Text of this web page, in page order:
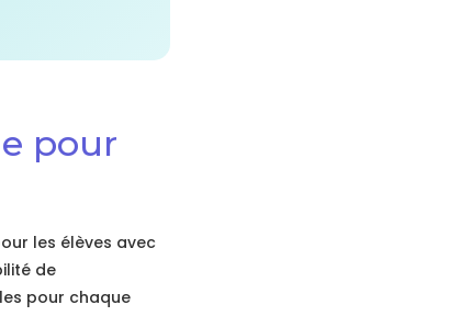
pour
les élèves avec
de
pour chaque